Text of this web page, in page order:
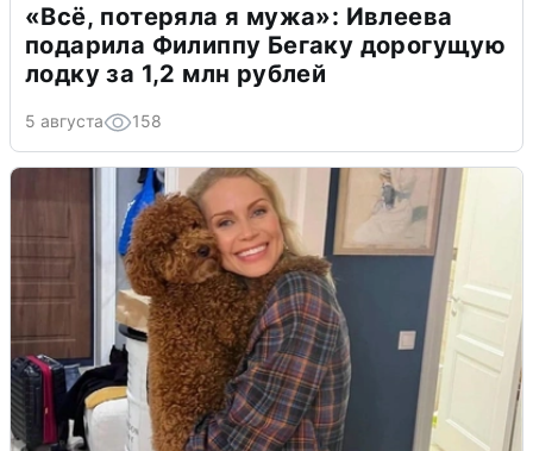
«Всё, потеряла я мужа»: Ивлеева
подарила Филиппу Бегаку дорогущую
лодку за 1,2 млн рублей
5 августа 158